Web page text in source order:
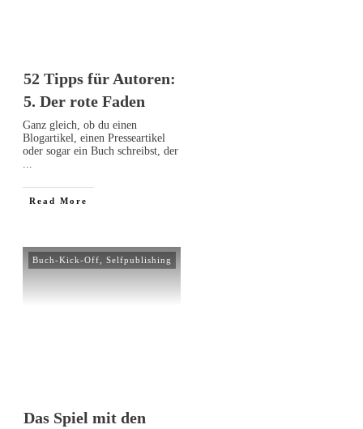
52 Tipps für Autoren:
5. Der rote Faden
Ganz gleich, ob du einen
Blogartikel, einen Presseartikel
oder sogar ein Buch schreibst, der
Read More
Buch-Kick-Off Selfpublishing
Das Spiel mit den